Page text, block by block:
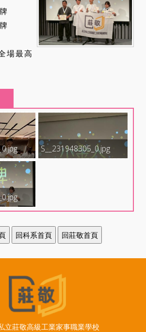
場最高
S__231948305_0.jpg
立莊敬高級工業家事職業學校